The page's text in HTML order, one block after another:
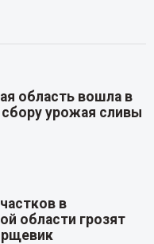
область вошла в
урожая сливы
в
области грозят